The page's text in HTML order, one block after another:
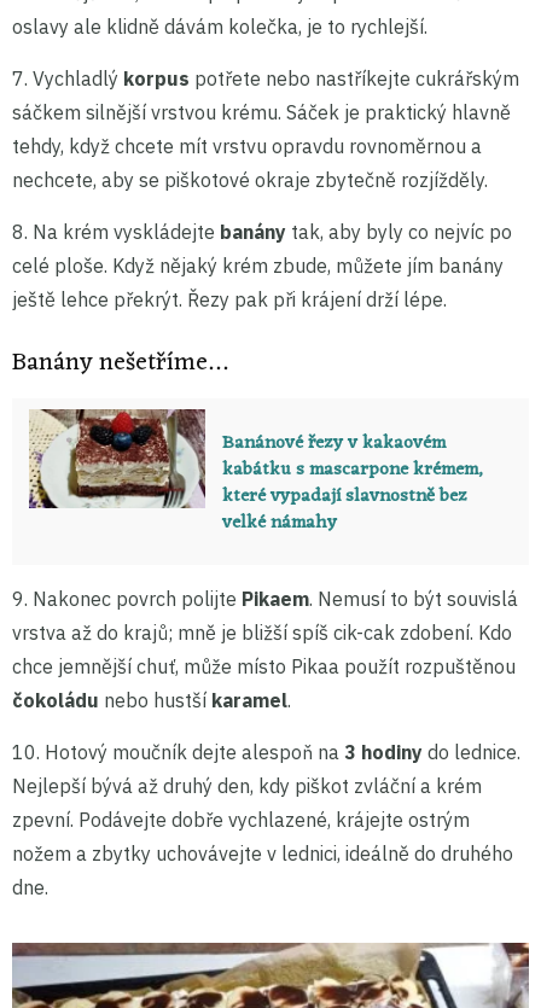
oslavy ale klidně dávám kolečka, je to rychlejší.
7. Vychladlý korpus potřete nebo nastříkejte cukrářským
sáčkem silnější vrstvou krému. Sáček je praktický hlavně
tehdy, když chcete mít vrstvu opravdu rovnoměrnou a
nechcete, aby se piškotové okraje zbytečně rozjížděly.
8. Na krém vyskládejte banány tak, aby byly co nejvíc po
celé ploše. Když nějaký krém zbude, můžete jím banány
ještě lehce překrýt. Řezy pak při krájení drží lépe.
Banány nešetříme…
Banánové řezy v kakaovém
kabátku s mascarpone krémem,
které vypadají slavnostně bez
velké námahy
9. Nakonec povrch polijte Pikaem. Nemusí to být souvislá
vrstva až do krajů; mně je bližší spíš cik-cak zdobení. Kdo
chce jemnější chuť, může místo Pikaa použít rozpuštěnou
čokoládu nebo hustší karamel.
10. Hotový moučník dejte alespoň na 3 hodiny do lednice.
Nejlepší bývá až druhý den, kdy piškot zvláční a krém
zpevní. Podávejte dobře vychlazené, krájejte ostrým
nožem a zbytky uchovávejte v lednici, ideálně do druhého
dne.